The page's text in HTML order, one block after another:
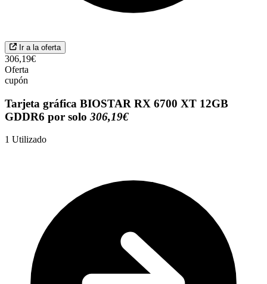
Ir a la oferta
306,19€
Oferta
cupón
Tarjeta gráfica BIOSTAR RX 6700 XT 12GB
GDDR6 por solo 306,19€
1 Utilizado